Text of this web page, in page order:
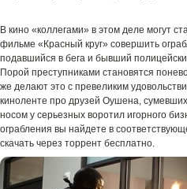
В кино «коллегами» в этом деле могут
фильме «Красный круг» совершить
подавшийся в бега и бывший
Порой преступниками становятся
же делают это с превеликим
киноленте про друзей Оушена,
носом у серьезных воротил игорного
ограбления вы найдете в
скачать через торрент бесплатно.